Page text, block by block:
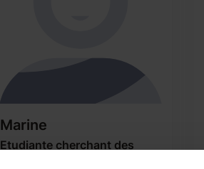
Marine
Etudiante cherchant des